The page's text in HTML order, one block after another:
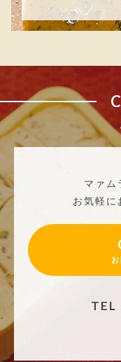
マァム
お気軽に